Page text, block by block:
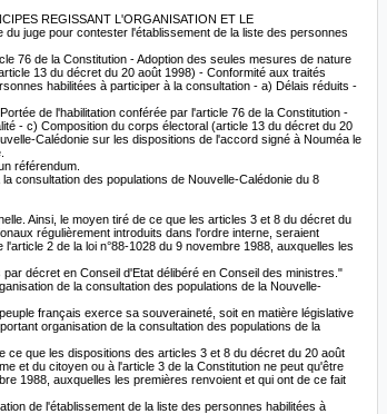
REGISSANT L'ORGANISATION ET LE
juge pour contester l'établissement de la liste des personnes
76 de la Constitution - Adoption des seules mesures de nature
13 du décret du 20 août 1998) - Conformité aux traités
habilitées à participer à la consultation - a) Délais réduits -
de l'habilitation conférée par l'article 76 de la Constitution -
- c) Composition du corps électoral (article 13 du décret du 20
Calédonie sur les dispositions de l'accord signé à Nouméa le
référendum.
consultation des populations de Nouvelle-Calédonie du 8
Ainsi, le moyen tiré de ce que les articles 3 et 8 du décret du
régulièrement introduits dans l'ordre interne, seraient
2 de la loi n°88-1028 du 9 novembre 1988, auxquelles les
décret en Conseil d'Etat délibéré en Conseil des ministres."
de la consultation des populations de la Nouvelle-
français exerce sa souveraineté, soit en matière législative
organisation de la consultation des populations de la
ce que les dispositions des articles 3 et 8 du décret du 20 août
et du citoyen ou à l'article 3 de la Constitution ne peut qu'être
1988, auxquelles les premières renvoient et qui ont de ce fait
de l'établissement de la liste des personnes habilitées à